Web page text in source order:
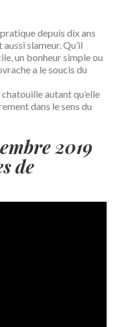
depuis dix ans
slameur. Qu’il
un bonheur simple ou
a le soucis du
autant qu’elle
dans le sens du
2019
de